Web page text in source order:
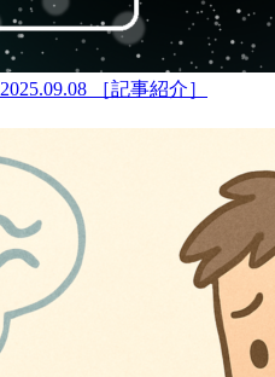
2025.09.08
［記事紹介］